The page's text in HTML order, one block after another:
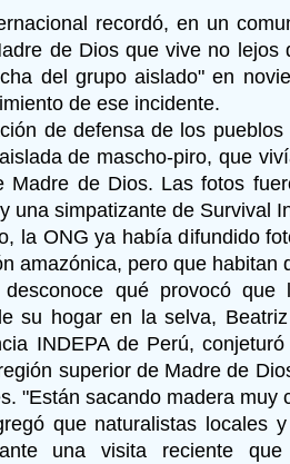
recordó, en un
de Dios que vive no
del grupo aislado" en
de ese incidente.
de defensa de los
de mascho-piro, que
Madre de Dios. Las fotos
una simpatizante de Survival
la ONG ya había difundido
amazónica, pero que habitan
qué provocó
su hogar en la selva,
INDEPA de Perú,
superior de Madre de
"Están sacando madera muy
que naturalistas locales
una visita reciente